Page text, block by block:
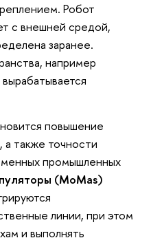
Робот
с внешней средой,
заранее.
например
повышение
также точности
промышленных
(MoMas)
линии, при этом
и выполнять